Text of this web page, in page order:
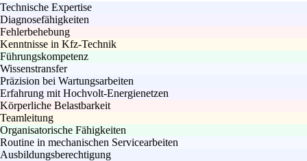
Technische Expertise
Diagnosefähigkeiten
Fehlerbehebung
Kenntnisse in Kfz-Technik
Führungskompetenz
Wissenstransfer
Präzision bei Wartungsarbeiten
Erfahrung mit Hochvolt-Energienetzen
Körperliche Belastbarkeit
Teamleitung
Organisatorische Fähigkeiten
Routine in mechanischen Servicearbeiten
Ausbildungsberechtigung